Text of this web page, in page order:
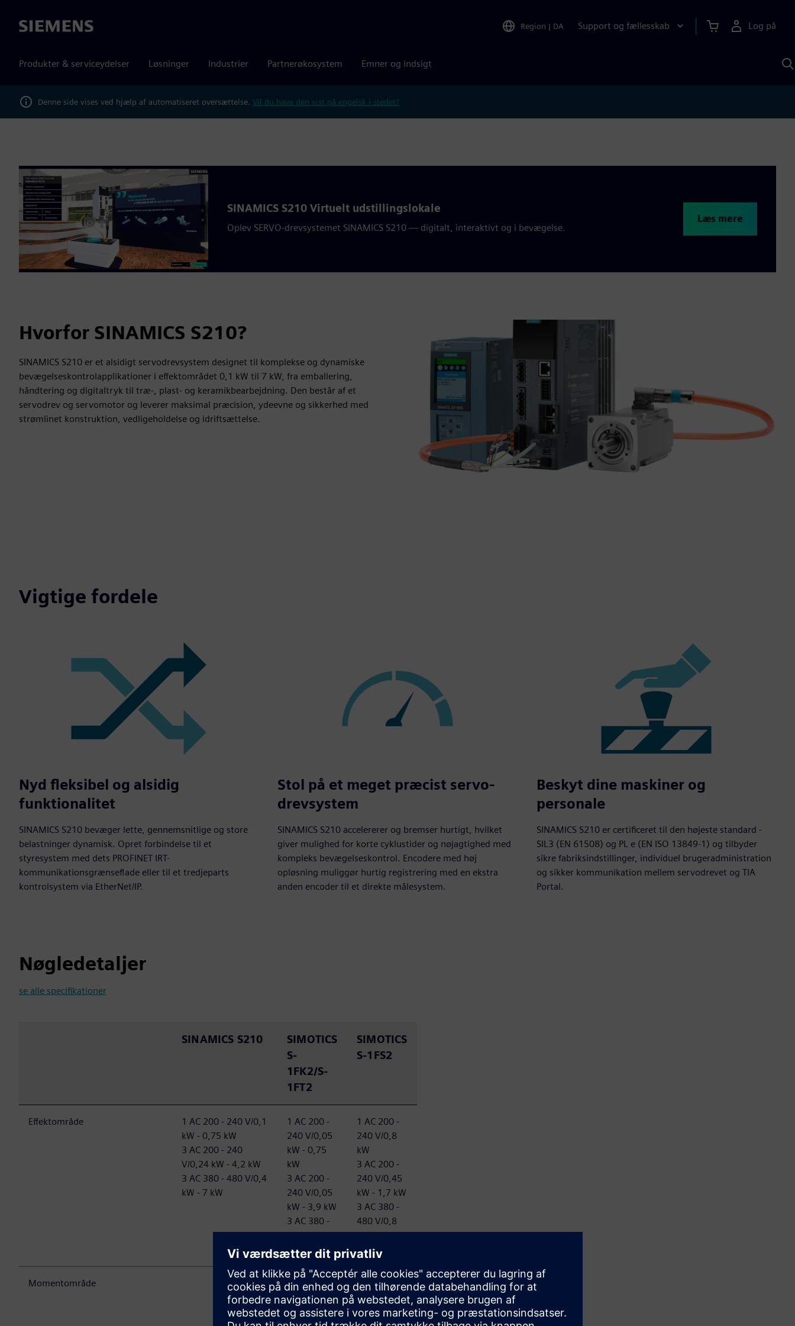
Siemens Region | DA Support og fællesskab Log på
Produkter & serviceydelser Løsninger Industrier Partnerøkosystem Emner og indsigt
Denne side vises ved hjælp af automatiseret oversættelse. Vil du have den vist på engelsk i stedet?
SINAMICS S210 Virtuelt udstillingslokale
Oplev SERVO-drevsystemet SINAMICS S210 — digitalt, interaktivt og i bevægelse.
Læs mere
Hvorfor SINAMICS S210?
SINAMICS S210 er et alsidigt servodrevsystem designet til komplekse og dynamiske
bevægelseskontrolapplikationer i effektområdet 0,1 kW til 7 kW, fra emballering,
håndtering og digitaltryk til træ-, plast- og keramikbearbejdning. Den består af et
servodrev og servomotor og leverer maksimal præcision, ydeevne og sikkerhed med
strømlinet konstruktion, vedligeholdelse og idriftsættelse.
Vigtige fordele
Nyd fleksibel og alsidig
funktionalitet
SINAMICS S210 bevæger lette, gennemsnitlige og store
belastninger dynamisk. Opret forbindelse til et
styresystem med dets PROFINET IRT-
kommunikationsgrænseflade eller til et tredjeparts
kontrolsystem via EtherNet/IP.
Stol på et meget præcist servo-
drevsystem
SINAMICS S210 accelererer og bremser hurtigt, hvilket
giver mulighed for korte cyklustider og nøjagtighed med
kompleks bevægelseskontrol. Encodere med høj
opløsning muliggør hurtig registrering med en ekstra
anden encoder til et direkte målesystem.
Beskyt dine maskiner og
personale
SINAMICS S210 er certificeret til den højeste standard -
SIL3 (EN 61508) og PL e (EN ISO 13849-1) og tilbyder
sikre fabriksindstillinger, individuel brugeradministration
og sikker kommunikation mellem servodrevet og TIA
Portal.
Nøgledetaljer
se alle specifikationer
SINAMICS S210
SIMOTICS
S-
1FK2/S-
1FT2
SIMOTICS
S-1FS2
Effektområde
1 AC 200 - 240 V/0,1
kW - 0,75 kW
3 AC 200 - 240
V/0,24 kW - 4,2 kW
3 AC 380 - 480 V/0,4
kW - 7 kW
1 AC 200 -
240 V/0,05
kW - 0,75
kW
3 AC 200 -
240 V/0,05
kW - 3,9 kW
3 AC 380 -
480 V/0,4
kW - 6,4 kW
1 AC 200 -
240 V/0,8
kW
3 AC 200 -
240 V/0,45
kW - 1,7 kW
3 AC 380 -
480 V/0,8
kW - 1,9 kW
Momentområde
1 AC 200 -
240 V/0,16
Nm - 3,6
1 AC 200 -
240 V/3,1
Nm